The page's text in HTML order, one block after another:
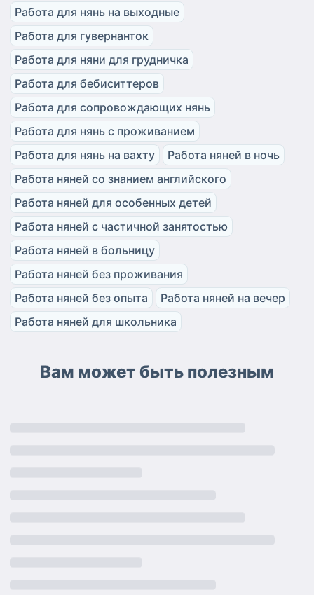
Работа для нянь на выходные
Работа для гувернанток
Работа для няни для грудничка
Работа для бебиситтеров
Работа для сопровождающих нянь
Работа для нянь с проживанием
Работа для нянь на вахту
Работа няней в ночь
Работа няней со знанием английского
Работа няней для особенных детей
Работа няней с частичной занятостью
Работа няней в больницу
Работа няней без проживания
Работа няней без опыта
Работа няней на вечер
Работа няней для школьника
Вам может быть полезным